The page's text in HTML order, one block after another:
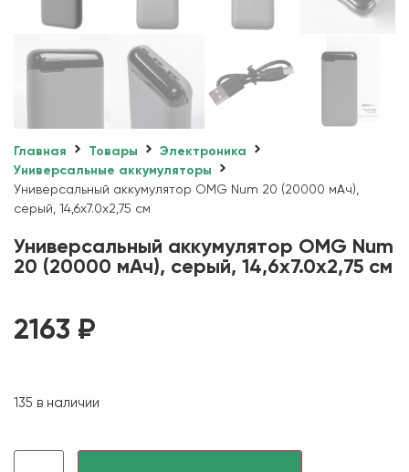
Главная Товары
Электроника
Универсальные аккумуляторы
Универсальный аккумулятор OMG Num 20 (20000 мАч),
серый, 14,6х7.0х2,75 см
Универсальный аккумулятор OMG Num
20 (20000 мАч), серый, 14,6х7.0х2,75 см
2163 ₽
135 в наличии